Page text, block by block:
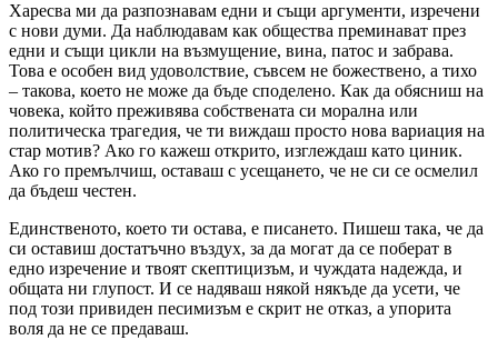
Харесва ми да разпознавам едни и същи аргументи, изречени
с нови думи. Да наблюдавам как общества преминават през
едни и същи цикли на възмущение, вина, патос и забрава.
Това е особен вид удоволствие, съвсем не божествено, а тихо
– такова, което не може да бъде споделено. Как да обясниш на
човека, който преживява собствената си морална или
политическа трагедия, че ти виждаш просто нова вариация на
стар мотив? Ако го кажеш открито, изглеждаш като циник.
Ако го премълчиш, оставаш с усещането, че не си се осмелил
да бъдеш честен.
Единственото, което ти остава, е писането. Пишеш така, че да
си оставиш достатъчно въздух, за да могат да се поберат в
едно изречение и твоят скептицизъм, и чуждата надежда, и
общата ни глупост. И се надяваш някой някъде да усети, че
под този привиден песимизъм е скрит не отказ, а упорита
воля да не се предаваш.